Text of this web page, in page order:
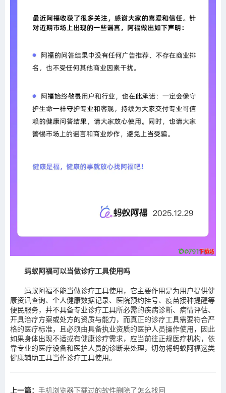
蚂蚁阿福可以当做诊疗工具使用吗
蚂蚁阿福不能当做诊疗工具使用，它主要作用是为用户提供健
康资讯查询、个人健康数据记录、医院预约挂号、疫苗接种提醒等
便民服务，并不具备专业诊疗工具所必需的疾病诊断、病情评估、
开具治疗方案或处方的资质与能力，而真正的诊疗工具需要符合严
格的医疗标准，且必须由具备执业资质的医护人员操作使用，因此
如果身体出现不适或有健康诊疗需求，应当前往正规医疗机构，依
靠专业的医疗设备和医护人员的诊断来处理，切勿将蚂蚁阿福这类
健康辅助工具当作诊疗工具使用。
上一篇： 手机浏览器下载过的软件删除了怎么找回